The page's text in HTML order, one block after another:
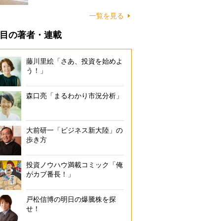
一覧を見る
の著者・連載
藤川里絵「さあ、投資を始めよ
う！」
森口亮「まるわかり市況分析」
大前研一「ビジネス新大陸」の
歩き方
投資ノウハウ満載コミック「俺
がカブ番長！」
戸松信博の明日の爆騰株を探
せ！